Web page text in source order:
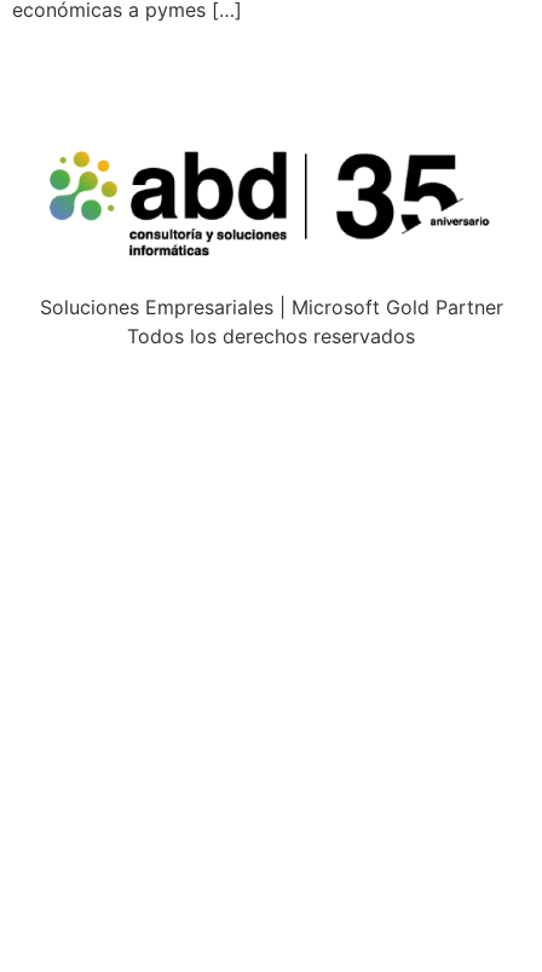
económicas a pymes […]
Soluciones Empresariales | Microsoft Gold Partner
Todos los derechos reservados